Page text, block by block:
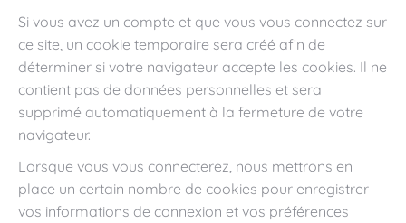
Si vous avez un compte et que vous vous connectez sur
ce site, un cookie temporaire sera créé afin de
déterminer si votre navigateur accepte les cookies. Il ne
contient pas de données personnelles et sera
supprimé automatiquement à la fermeture de votre
navigateur.
Lorsque vous vous connecterez, nous mettrons en
place un certain nombre de cookies pour enregistrer
vos informations de connexion et vos préférences